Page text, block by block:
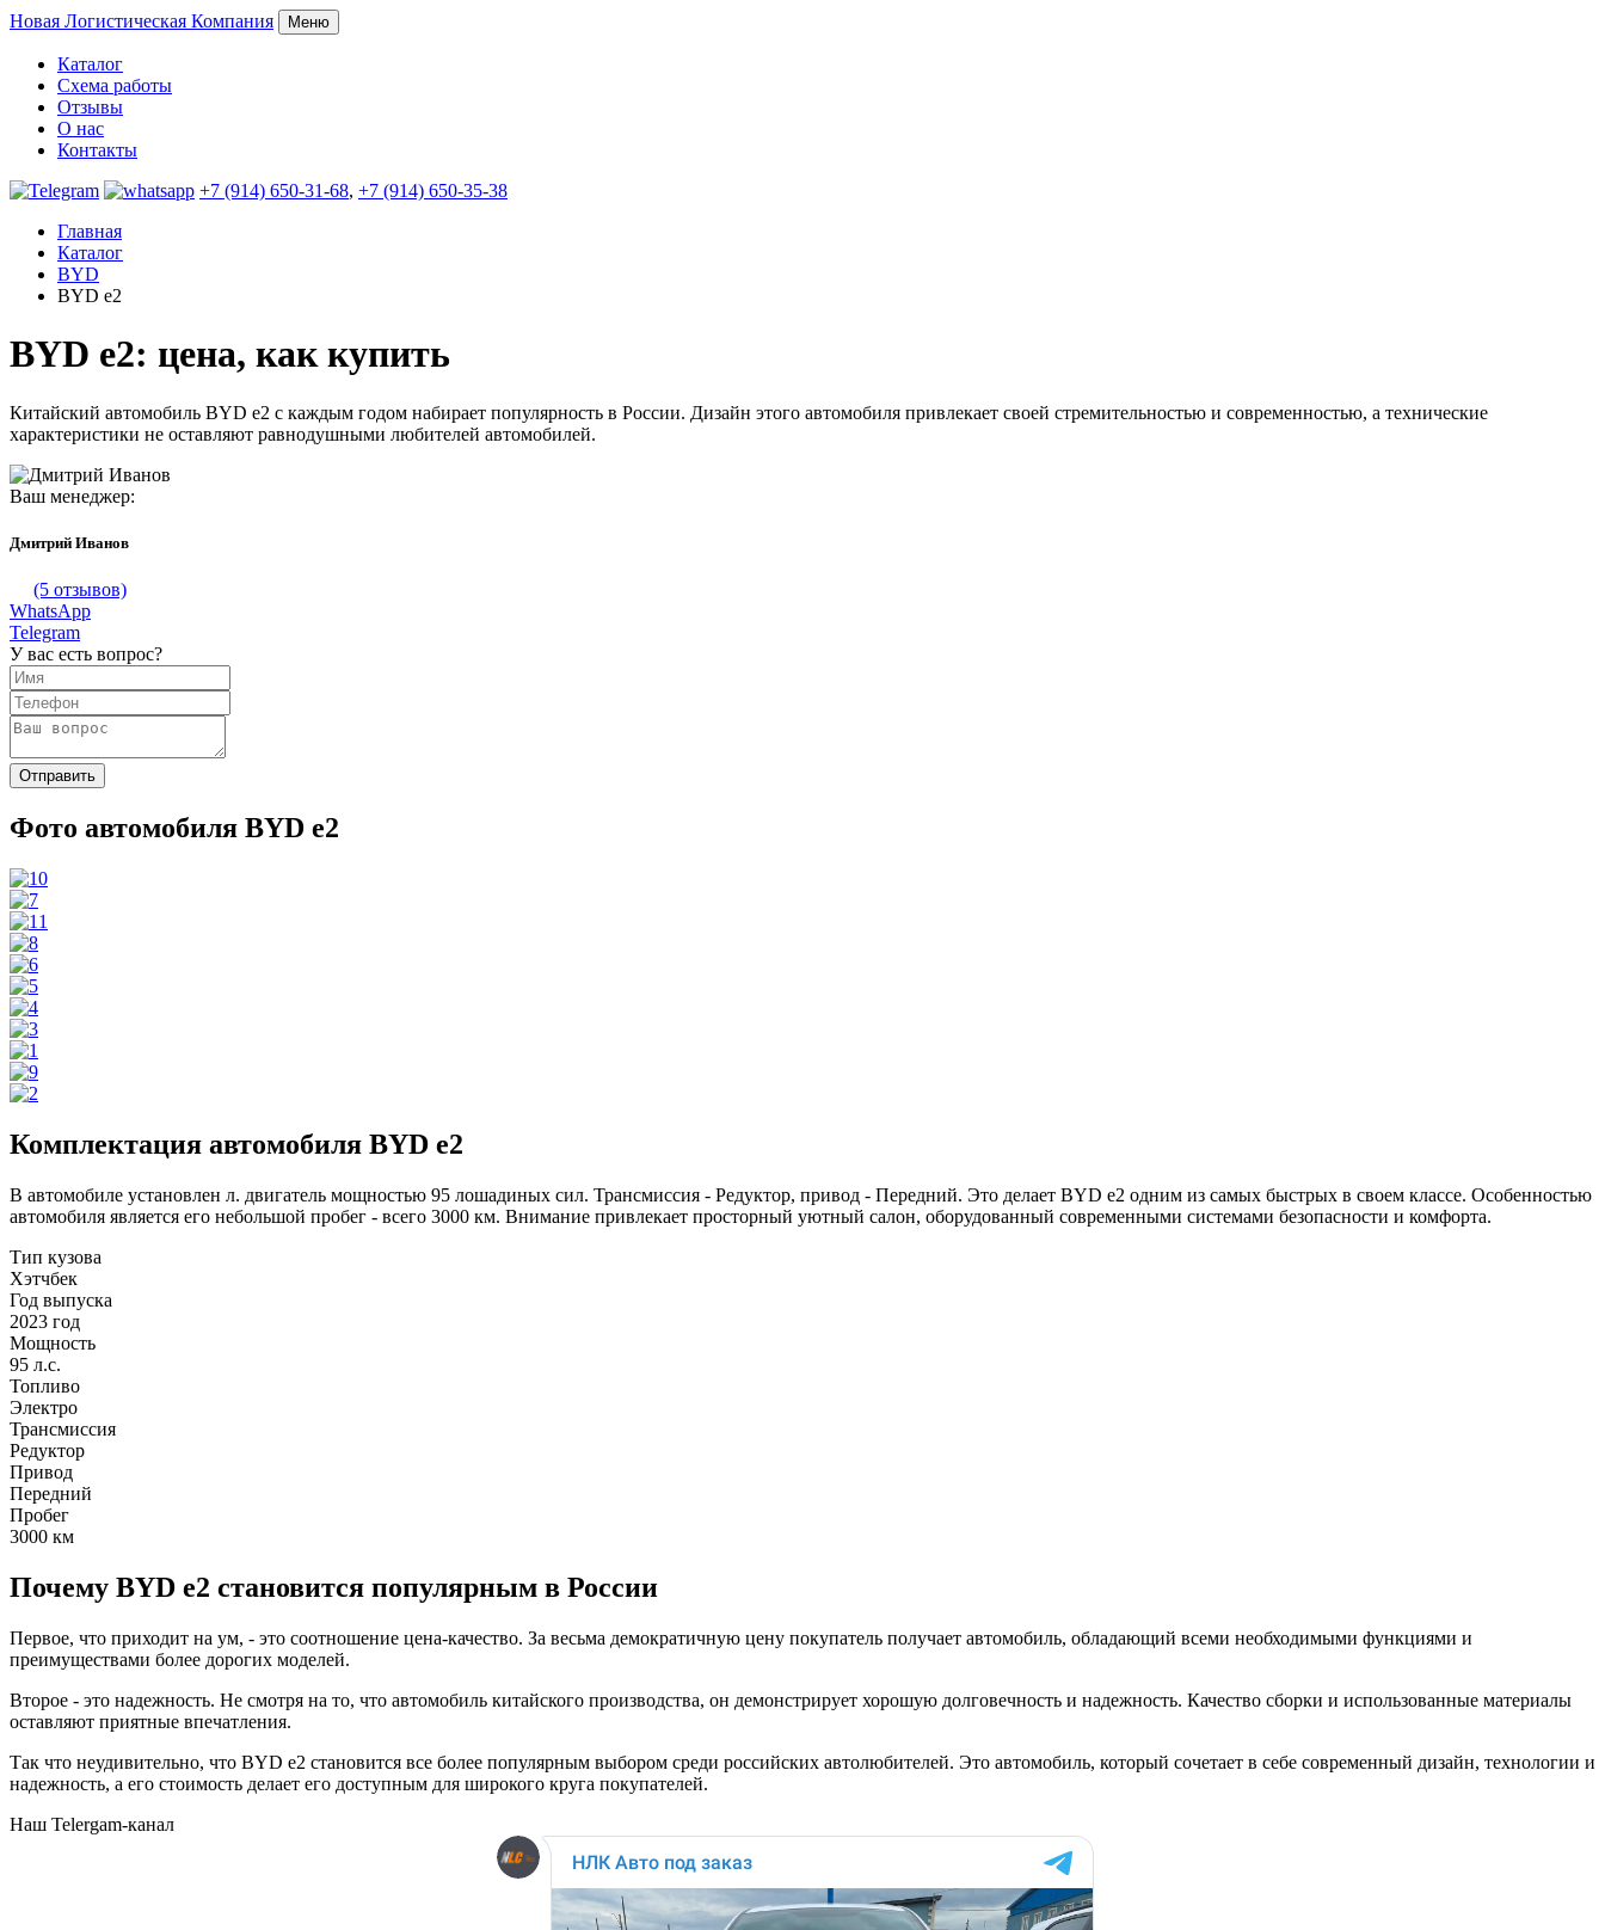
Новая Логистическая Компания Меню
Каталог
Схема работы
Отзывы
О нас
Контакты
+7 (914) 650-31-68, +7 (914) 650-35-38
Главная
Каталог
BYD
BYD e2
BYD e2: цена, как купить
Китайский автомобиль BYD e2 с каждым годом набирает популярность в России. Дизайн этого автомобиля привлекает своей стремительностью и современностью, а технические
характеристики не оставляют равнодушными любителей автомобилей.
Ваш менеджер:
Дмитрий Иванов
(5 отзывов)
WhatsApp
Telegram
У вас есть вопрос?
Фото автомобиля BYD e2
Комплектация автомобиля BYD e2
В автомобиле установлен л. двигатель мощностью 95 лошадиных сил. Трансмиссия - Редуктор, привод - Передний. Это делает BYD e2 одним из самых быстрых в своем классе. Особенностью
автомобиля является его небольшой пробег - всего 3000 км. Внимание привлекает просторный уютный салон, оборудованный современными системами безопасности и комфорта.
Тип кузова
Хэтчбек
Год выпуска
2023 год
Мощность
95 л.с.
Топливо
Электро
Трансмиссия
Редуктор
Привод
Передний
Пробег
3000 км
Почему BYD e2 становится популярным в России
Первое, что приходит на ум, - это соотношение цена-качество. За весьма демократичную цену покупатель получает автомобиль, обладающий всеми необходимыми функциями и
преимуществами более дорогих моделей.
Второе - это надежность. Не смотря на то, что автомобиль китайского производства, он демонстрирует хорошую долговечность и надежность. Качество сборки и использованные материалы
оставляют приятные впечатления.
Так что неудивительно, что BYD e2 становится все более популярным выбором среди российских автолюбителей. Это автомобиль, который сочетает в себе современный дизайн, технологии и
надежность, а его стоимость делает его доступным для широкого круга покупателей.
Наш Telergam-канал